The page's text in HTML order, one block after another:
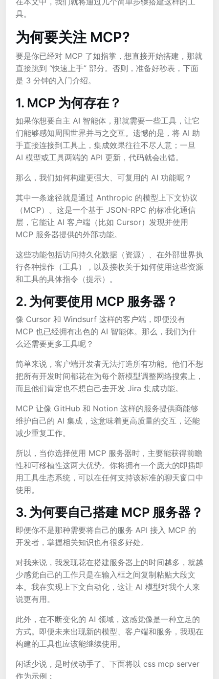
具。
为何要关注 MCP?
要是你已经对 MCP 了如指掌，想直接开始搭建，那就
直接跳到 “快速上手” 部分。否则，准备好秒表，下面
是 3 分钟的入门介绍。
1. MCP 为何存在？
如果你想要自主 AI 智能体，那就需要一些工具，让它
们能够感知周围世界并与之交互。遗憾的是，将 AI 助
手直接连接到工具上，集成效果往往不尽人意；一旦
AI 模型或工具两端的 API 更新，代码就会出错。
那么，我们如何构建更强大、可复用的 AI 功能呢？
其中一条途径就是通过 Anthropic 的模型上下文协议
（MCP）。这是一个基于 JSON-RPC 的标准化通信
层，它能让 AI 客户端（比如 Cursor）发现并使用
MCP 服务器提供的外部功能。
这些功能包括访问持久化数据（资源）、在外部世界执
行各种操作（工具），以及接收关于如何使用这些资源
和工具的具体指令（提示）。
2. 为何要使用 MCP 服务器？
像 Cursor 和 Windsurf 这样的客户端，即便没有
MCP 也已经拥有出色的 AI 智能体。那么，我们为什
么还需要更多工具呢？
简单来说，客户端开发者无法打造所有功能。他们不想
把所有开发时间都花在为每个新模型调整网络搜索上，
而且他们肯定也不想自己去开发 Jira 集成功能。
MCP 让像 GitHub 和 Notion 这样的服务提供商能够
维护自己的 AI 集成，这意味着更高质量的交互，还能
减少重复工作。
所以，当你选择使用 MCP 服务器时，主要能获得前瞻
性和可移植性这两大优势。你将拥有一个庞大的即插即
用工具生态系统，可以在任何支持该标准的聊天窗口中
使用。
3. 为何要自己搭建 MCP 服务器？
即便你不是那种需要将自己的服务 API 接入 MCP 的
开发者，掌握相关知识也有很多好处。
对我来说，我发现花在搭建服务器上的时间越多，就越
少感觉自己的工作只是在输入框之间复制粘贴大段文
本。我在实现上下文自动化，这让 AI 模型对我个人来
说更有用。
此外，在不断变化的 AI 领域，这感觉像是一种立足的
方式。即便未来出现新的模型、客户端和服务，我现在
构建的工具也应该能继续使用。
闲话少说，是时候动手了。下面将以 css mcp server
作为示例：